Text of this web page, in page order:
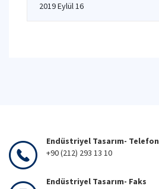
2019 Eylül 16
Endüstriyel Tasarım- Telefon
+90 (212) 293 13 10
Endüstriyel Tasarım- Faks